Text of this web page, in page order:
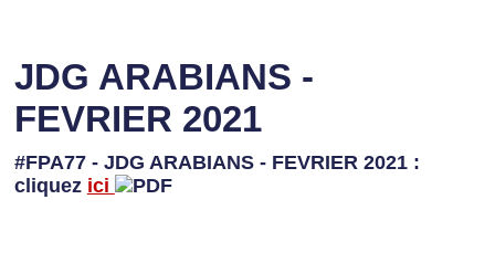
JDG ARABIANS -
FEVRIER 2021
#FPA77 - JDG ARABIANS - FEVRIER 2021 :
cliquez ici